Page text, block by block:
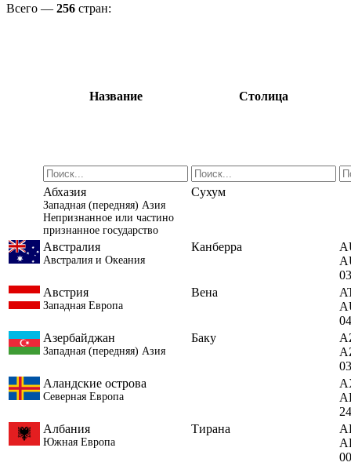
Всего — 256 стран:
Название Столица
Абхазия
Западная (передняя) Азия
Непризнанное или частино
признанное государство
Сухум
Австралия
Австралия и Океания
Канберра
Австрия
Западная Европа
Вена
Азербайджан
Западная (передняя) Азия
Баку
Аландские острова
Северная Европа
Албания
Южная Европа
Тирана